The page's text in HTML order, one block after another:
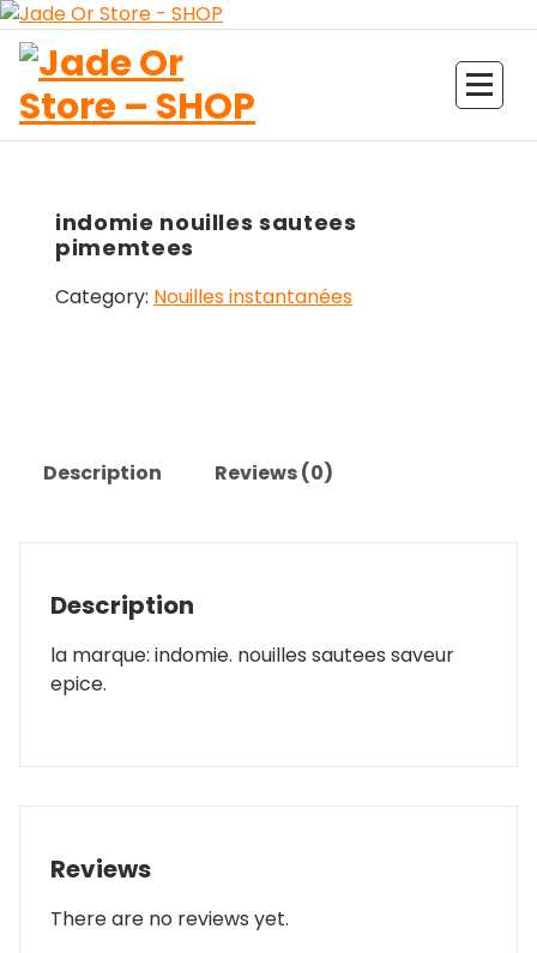
Aller
au
contenu
indomie nouilles sautees
pimemtees
Category: Nouilles instantanées
Description Reviews (0)
Description
la marque: indomie. nouilles sautees saveur
epice.
Reviews
There are no reviews yet.